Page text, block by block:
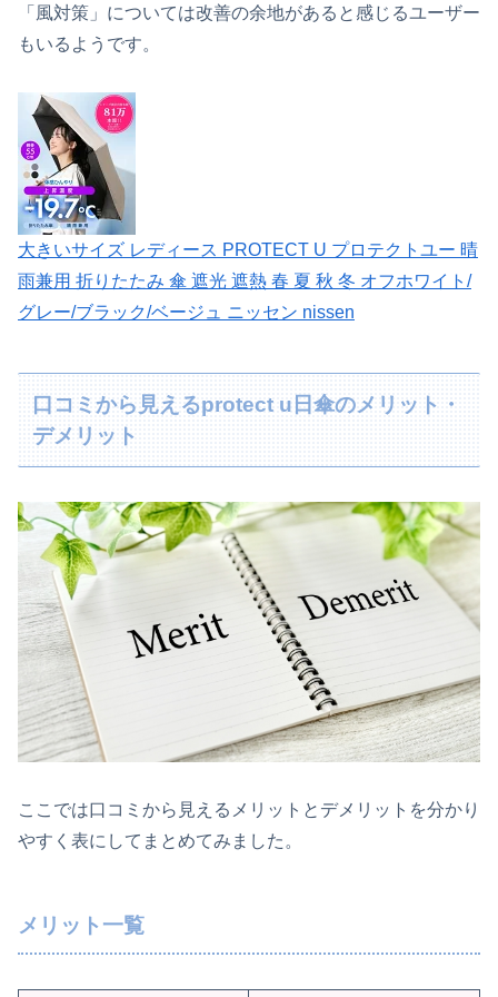
「風対策」については改善の余地があると感じるユーザー
もいるようです。
大きいサイズ レディース PROTECT U プロテクトユー 晴
雨兼用 折りたたみ 傘 遮光 遮熱 春 夏 秋 冬 オフホワイト/
グレー/ブラック/ベージュ ニッセン nissen
口コミから見えるprotect u日傘のメリット・
デメリット
ここでは口コミから見えるメリットとデメリットを分かり
やすく表にしてまとめてみました。
メリット一覧